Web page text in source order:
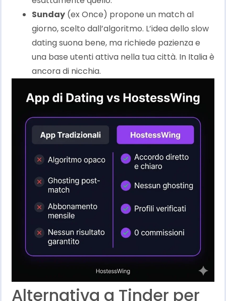
Sunday (ex Once) propone un match al
giorno, scelto dall’algoritmo. L’idea dello slow
dating suona bene, ma richiede pazienza e
una base utenti attiva nella tua città. In Italia è
ancora di nicchia.
Alternativa a Tinder per